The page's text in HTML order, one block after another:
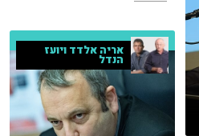
אריה אלדד ויועז
הנדל